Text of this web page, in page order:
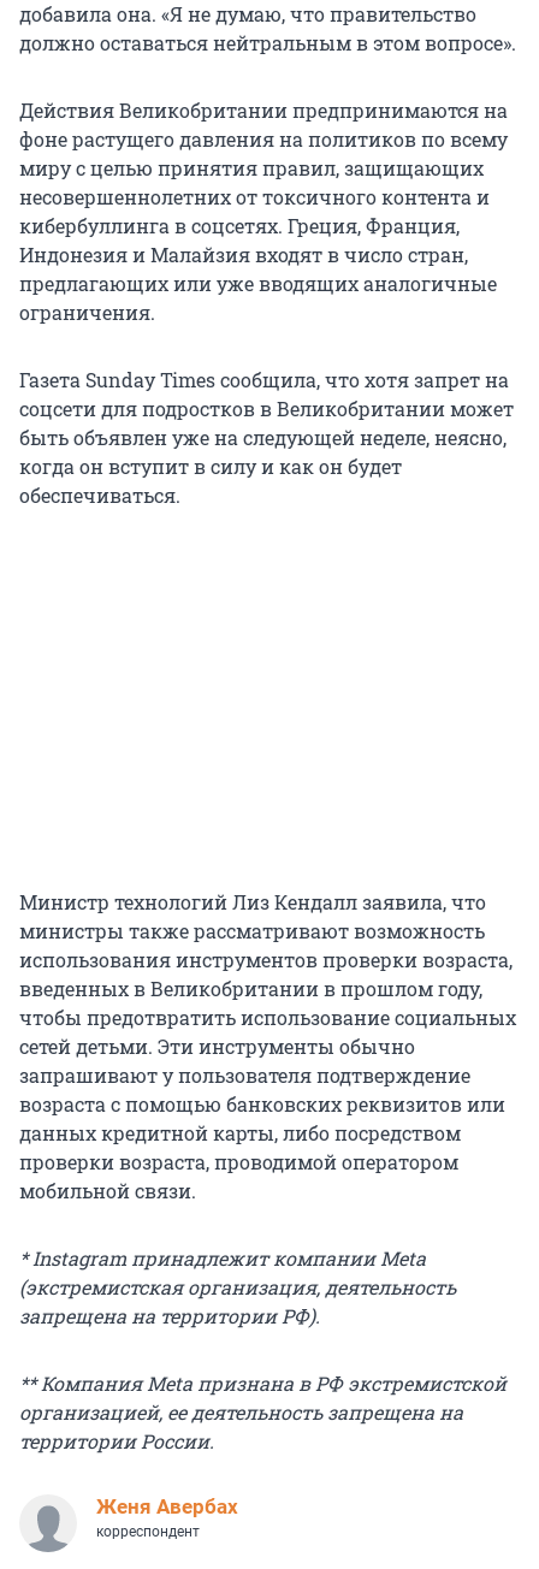
добавила она. «Я не думаю, что правительство
должно оставаться нейтральным в этом вопросе».
Действия Великобритании предпринимаются на
фоне растущего давления на политиков по всему
миру с целью принятия правил, защищающих
несовершеннолетних от токсичного контента и
кибербуллинга в соцсетях. Греция, Франция,
Индонезия и Малайзия входят в число стран,
предлагающих или уже вводящих аналогичные
ограничения.
Газета Sunday Times сообщила, что хотя запрет на
соцсети для подростков в Великобритании может
быть объявлен уже на следующей неделе, неясно,
когда он вступит в силу и как он будет
обеспечиваться.
Министр технологий Лиз Кендалл заявила, что
министры также рассматривают возможность
использования инструментов проверки возраста,
введенных в Великобритании в прошлом году,
чтобы предотвратить использование социальных
сетей детьми. Эти инструменты обычно
запрашивают у пользователя подтверждение
возраста с помощью банковских реквизитов или
данных кредитной карты, либо посредством
проверки возраста, проводимой оператором
мобильной связи.
* Instagram принадлежит компании Meta
(экстремистская организация, деятельность
запрещена на территории РФ).
** Компания Meta признана в РФ экстремистской
организацией, ее деятельность запрещена на
территории России.
Женя Авербах
корреспондент